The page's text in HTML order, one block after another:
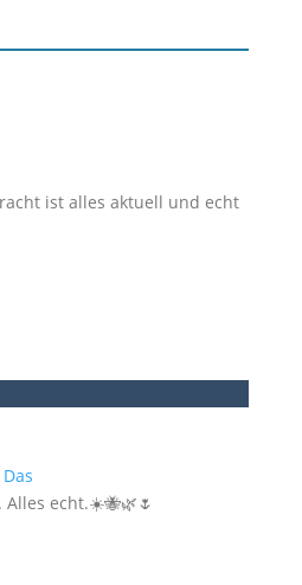
ist alles aktuell und echt
Alles echt.☀️🐝🌿🌷